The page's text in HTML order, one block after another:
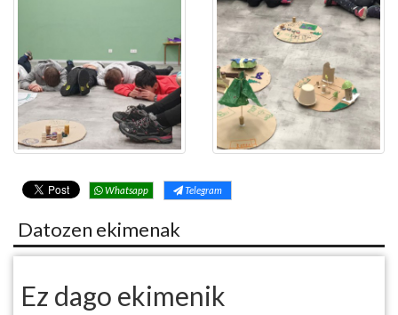
Whatsapp Telegram
Datozen ekimenak
Ez dago ekimenik